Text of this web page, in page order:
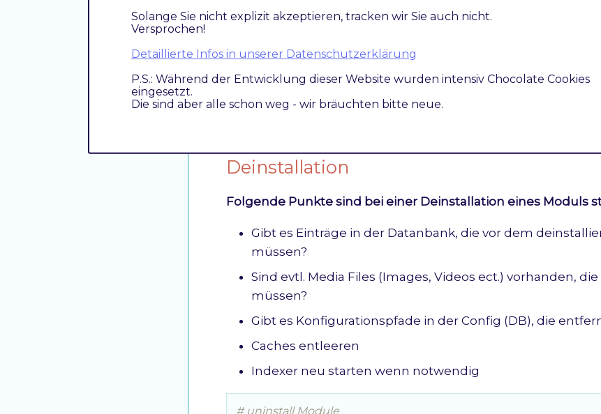
Das Modul ist standardmäßig nach der Installation im Magento
TechDivision >> Account / Cart / Checkout >> Checkout Icons
TechDivision >> Account / Cart / Checkout >> Checkout Icons
Die Modulfunktionalität ist nach Installation aktiv!
Deinstallation
Folgende Punkte sind bei einer Deinstallation eines Moduls
Gibt es Einträge in der Datanbank, die vor dem
müssen?
Sind evtl. Media Files (Images, Videos ect.) vorhanden,
müssen?
Gibt es Konfigurationspfade in der Config (DB), die
Caches entleeren
Indexer neu starten wenn notwendig
# uninstall Module
Solange Sie nicht explizit akzeptieren, tracken wir Sie auch nicht.
Versprochen!
Detaillierte Infos in unserer Datenschutzerklärung
P.S.: Während der Entwicklung dieser Website wurden intensiv Chocolate Cookies
eingesetzt.
Die sind aber alle schon weg - wir bräuchten bitte neue.